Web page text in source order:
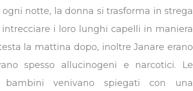
notte, la donna si trasforma in strega
i loro lunghi capelli in maniera
la mattina dopo, inoltre Janare erano
spesso allucinogeni e narcotici. Le
bambini venivano spiegati con una